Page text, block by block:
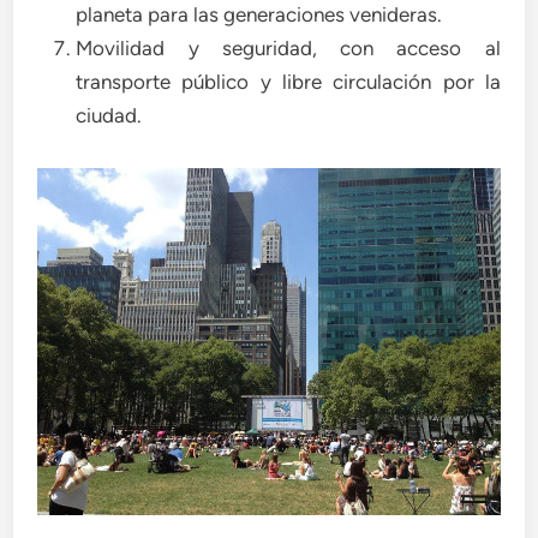
planeta para las generaciones venideras.
Movilidad y seguridad, con acceso al
transporte público y libre circulación por la
ciudad.